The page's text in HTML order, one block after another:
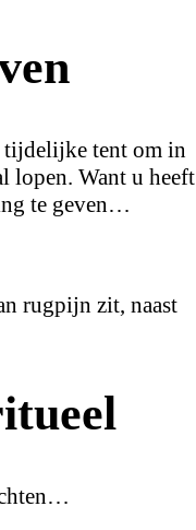
tijdelijke tent om in
lopen. Want u heeft
te geven…
rugpijn zit, naast